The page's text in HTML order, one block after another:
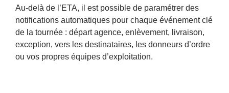
Au-delà de l’ETA, il est possible de paramétrer des
notifications automatiques pour chaque événement clé
de la tournée : départ agence, enlèvement, livraison,
exception, vers les destinataires, les donneurs d’ordre
ou vos propres équipes d’exploitation.